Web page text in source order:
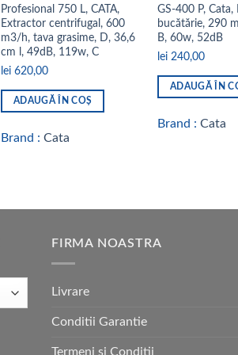
Profesional 750 L, CATA,
Extractor centrifugal, 600
m3/h, tava grasime, D, 36,6
cm l, 49dB, 119w, C
lei 620,00
ADAUGĂ ÎN COȘ
Brand :Cata
GS-400 P,
bucătărie, 290
B, 60w, 52dB
lei 240,00
ADAUGĂ ÎN
Brand :Cata
FIRMA NOASTRA
Livrare
Conditii Garantie
Termeni si Conditii